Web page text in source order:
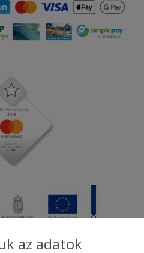
az adatok